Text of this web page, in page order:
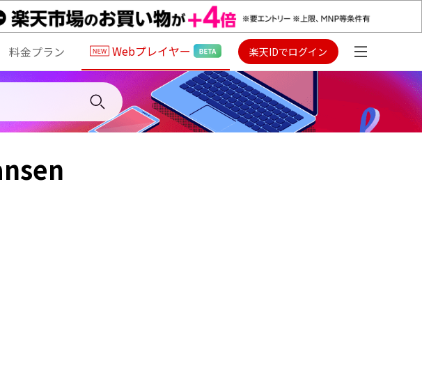
料金プラン Webプレイヤー 楽天IDでログイン